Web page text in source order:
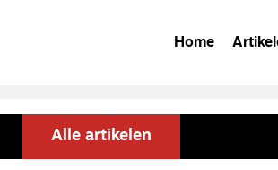
Home
Alle artikelen